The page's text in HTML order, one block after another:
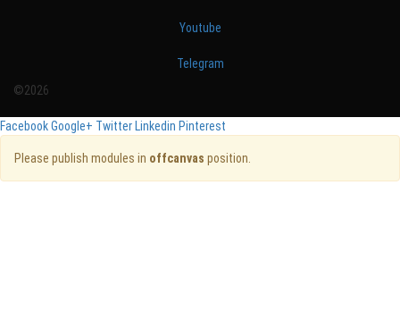
Youtube
Telegram
©2026
FacebookGoogle+ TwitterLinkedin Pinterest
Please publish modules in offcanvas position.